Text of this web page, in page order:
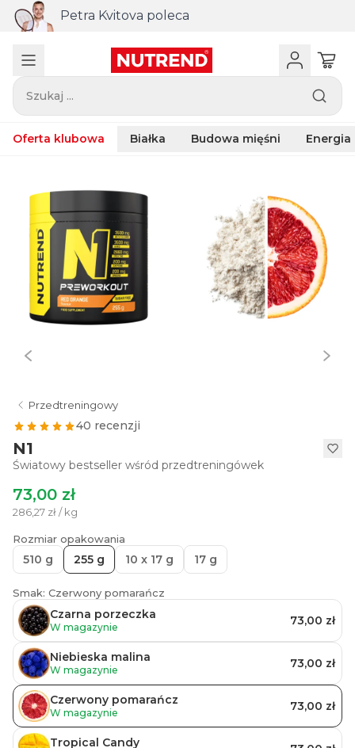
Petra Kvitova poleca
Szukaj ...
Oferta klubowa Białka Budowa mięśni Energia
Przedtreningowy
40 recenzji
N1
Światowy bestseller wśród przedtreningówek
73,00 zł
286,27 zł / kg
Rozmiar opakowania
510 g 255 g 10 x 17 g 17 g
Smak: Czerwony pomarańcz
Czarna porzeczka
W magazynie 73,00 zł
Niebieska malina
W magazynie 73,00 zł
Czerwony pomarańcz
W magazynie 73,00 zł
Tropical Candy